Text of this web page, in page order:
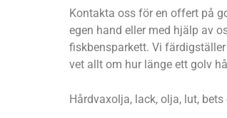
Kontakta oss för en offert på
egen hand eller med hjälp av
fiskbensparkett. Vi
vet allt om hur länge ett golv
Hårdvaxolja, lack, olja, lut,